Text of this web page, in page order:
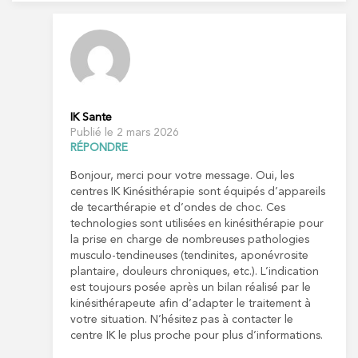
IK Sante
Publié le 2 mars 2026
RÉPONDRE
Bonjour, merci pour votre message. Oui, les
centres IK Kinésithérapie sont équipés d’appareils
de tecarthérapie et d’ondes de choc. Ces
technologies sont utilisées en kinésithérapie pour
la prise en charge de nombreuses pathologies
musculo-tendineuses (tendinites, aponévrosite
plantaire, douleurs chroniques, etc.). L’indication
est toujours posée après un bilan réalisé par le
kinésithérapeute afin d’adapter le traitement à
votre situation. N’hésitez pas à contacter le
centre IK le plus proche pour plus d’informations.
PRENDRE RDV
PRENDRE RDV
5 Rue Monge 92170 Vanves
5 Rue Monge 92170 Vanves
01 46 44 33 92
PRENDRE RDV
PRENDRE RDV
Kinésithérapie